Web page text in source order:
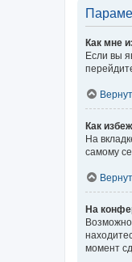
Как мне
Если вы
Как
На
самому
На
момент